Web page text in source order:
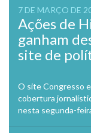
7 DE MARÇO DE
Ações de
ganham
site de
O site Congresso
cobertura
nesta segunda-